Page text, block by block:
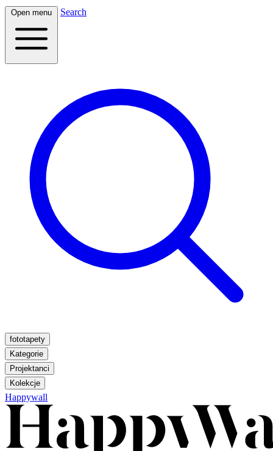
Open menu Search
fototapety
Kategorie
Projektanci
Kolekcje
Happywall